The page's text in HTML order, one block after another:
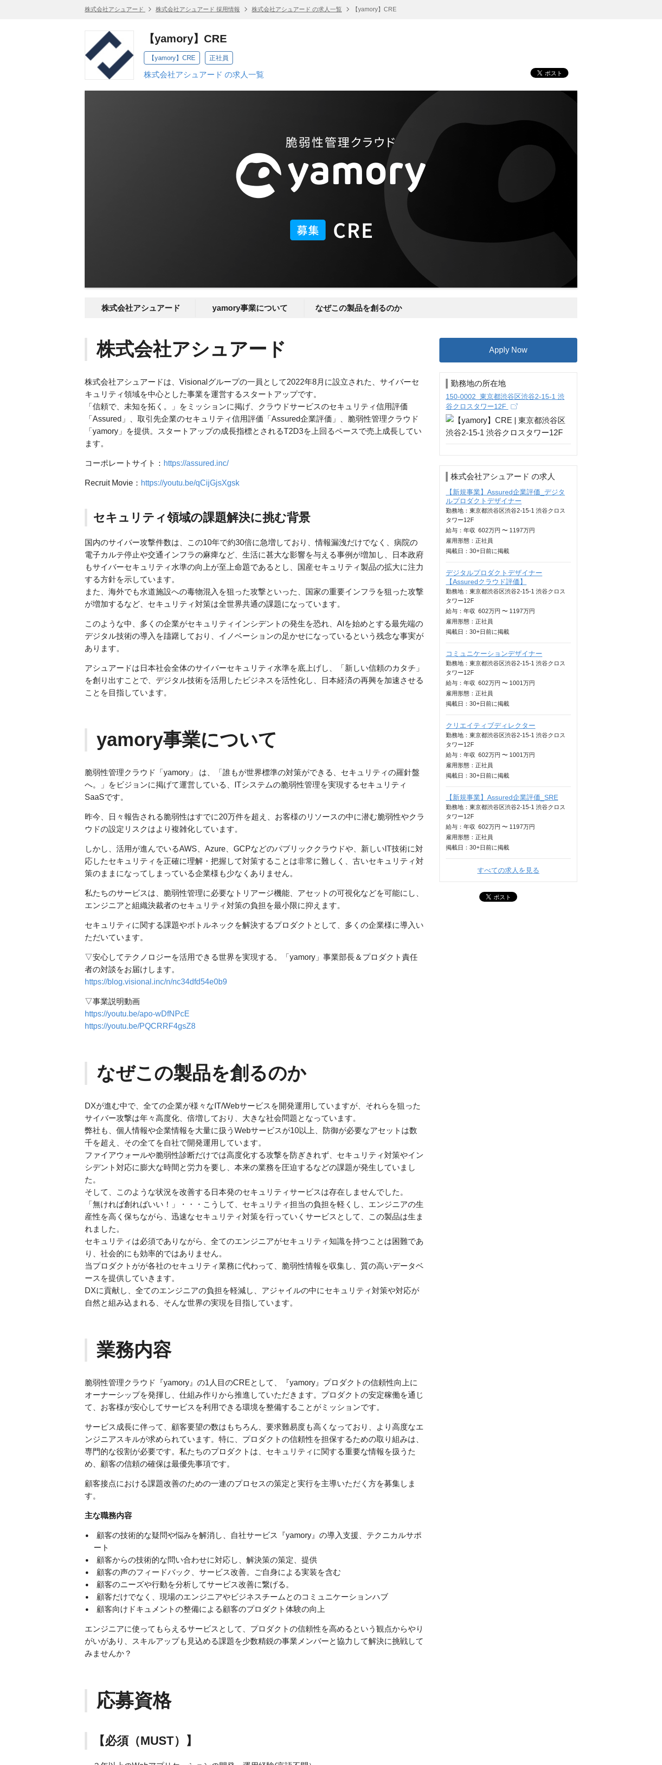
株式会社アシュアード 株式会社アシュアード 採用情報 株式会社アシュアード の求人一覧 【yamory】CRE
【yamory】CRE
【yamory】CRE 正社員
株式会社アシュアード の求人一覧
株式会社アシュアード yamory事業について なぜこの製品を創るのか
株式会社アシュアード
株式会社アシュアードは、Visionalグループの一員として2022年8月に設立された、サイバーセ
キュリティ領域を中心とした事業を運営するスタートアップです。
「信頼で、未知を拓く。」をミッションに掲げ、クラウドサービスのセキュリティ信用評価
「Assured」、取引先企業のセキュリティ信用評価「Assured企業評価」、脆弱性管理クラウド
「yamory」を提供。スタートアップの成長指標とされるT2D3を上回るペースで売上成長してい
ます。
コーポレートサイト： https://assured.inc/
Recruit Movie： https://youtu.be/qCijGjsXgsk
セキュリティ領域の課題解決に挑む背景
国内のサイバー攻撃件数は、この10年で約30倍に急増しており、情報漏洩だけでなく、病院の
電子カルテ停止や交通インフラの麻痺など、生活に甚大な影響を与える事例が増加し、日本政府
もサイバーセキュリティ水準の向上が至上命題であるとし、国産セキュリティ製品の拡大に注力
する方針を示しています。
また、海外でも水道施設への毒物混入を狙った攻撃といった、国家の重要インフラを狙った攻撃
が増加するなど、セキュリティ対策は全世界共通の課題になっています。
このような中、多くの企業がセキュリティインシデントの発生を恐れ、AIを始めとする最先端の
デジタル技術の導入を躊躇しており、イノベーションの足かせになっているという残念な事実が
あります。
アシュアードは日本社会全体のサイバーセキュリティ水準を底上げし、「新しい信頼のカタチ」
を創り出すことで、デジタル技術を活用したビジネスを活性化し、日本経済の再興を加速させる
ことを目指しています。
yamory事業について
脆弱性管理クラウド「yamory」 は、「誰もが世界標準の対策ができる、セキュリティの羅針盤
へ。」をビジョンに掲げて運営している、ITシステムの脆弱性管理を実現するセキュリティ
SaaSです。
昨今、日々報告される脆弱性はすでに20万件を超え、お客様のリソースの中に潜む脆弱性やクラ
ウドの設定リスクはより複雑化しています。
しかし、活用が進んでいるAWS、Azure、GCPなどのパブリッククラウドや、新しいIT技術に対
応したセキュリティを正確に理解・把握して対策することは非常に難しく、古いセキュリティ対
策のままになってしまっている企業様も少なくありません。
私たちのサービスは、脆弱性管理に必要なトリアージ機能、アセットの可視化などを可能にし、
エンジニアと組織決裁者のセキュリティ対策の負担を最小限に抑えます。
セキュリティに関する課題やボトルネックを解決するプロダクトとして、多くの企業様に導入い
ただいています。
▽安心してテクノロジーを活用できる世界を実現する。「yamory」事業部長＆プロダクト責任
者の対談をお届けします。
https://blog.visional.inc/n/nc34dfd54e0b9
▽事業説明動画
https://youtu.be/apo-wDfNPcE
https://youtu.be/PQCRRF4gsZ8
なぜこの製品を創るのか
DXが進む中で、全ての企業が様々なIT/Webサービスを開発運用していますが、それらを狙った
サイバー攻撃は年々高度化、倍増しており、大きな社会問題となっています。
弊社も、個人情報や企業情報を大量に扱うWebサービスが10以上、防御が必要なアセットは数
千を超え、その全てを自社で開発運用しています。
ファイアウォールや脆弱性診断だけでは高度化する攻撃を防ぎきれず、セキュリティ対策やイン
シデント対応に膨大な時間と労力を要し、本来の業務を圧迫するなどの課題が発生していまし
た。
そして、このような状況を改善する日本発のセキュリティサービスは存在しませんでした。
「無ければ創ればいい！」・・・こうして、セキュリティ担当の負担を軽くし、エンジニアの生
産性を高く保ちながら、迅速なセキュリティ対策を行っていくサービスとして、この製品は生ま
れました。
セキュリティは必須でありながら、全てのエンジニアがセキュリティ知識を持つことは困難であ
り、社会的にも効率的ではありません。
当プロダクトがが各社のセキュリティ業務に代わって、脆弱性情報を収集し、質の高いデータベ
ースを提供していきます。
DXに貢献し、全てのエンジニアの負担を軽減し、アジャイルの中にセキュリティ対策や対応が
自然と組み込まれる、そんな世界の実現を目指しています。
業務内容
脆弱性管理クラウド『yamory』の1人目のCREとして、『yamory』プロダクトの信頼性向上に
オーナーシップを発揮し、仕組み作りから推進していただきます。プロダクトの安定稼働を通じ
て、お客様が安心してサービスを利用できる環境を整備することがミッションです。
サービス成長に伴って、顧客要望の数はもちろん、要求難易度も高くなっており、より高度なエ
ンジニアスキルが求められています。特に、プロダクトの信頼性を担保するための取り組みは、
専門的な役割が必要です。私たちのプロダクトは、セキュリティに関する重要な情報を扱うた
め、顧客の信頼の確保は最優先事項です。
顧客接点における課題改善のための一連のプロセスの策定と実行を主導いただく方を募集しま
す。
主な職務内容
顧客の技術的な疑問や悩みを解消し、自社サービス『yamory』の導入支援、テクニカルサポ
ート
顧客からの技術的な問い合わせに対応し、解決策の策定、提供
顧客の声のフィードバック、サービス改善。ご自身による実装を含む
顧客のニーズや行動を分析してサービス改善に繋げる。
顧客だけでなく、現場のエンジニアやビジネスチームとのコミュニケーションハブ
顧客向けドキュメントの整備による顧客のプロダクト体験の向上
エンジニアに使ってもらえるサービスとして、プロダクトの信頼性を高めるという観点からやり
がいがあり、スキルアップも見込める課題を少数精鋭の事業メンバーと協力して解決に挑戦して
みませんか？
応募資格
【必須（MUST）】
Apply Now
勤務地の所在地
150-0002 東京都渋谷区渋谷2-15-1 渋
谷クロスタワー12F
株式会社アシュアード の求人
【新規事業】Assured企業評価_デジタ
ルプロダクトデザイナー
勤務地：東京都渋谷区渋谷2-15-1 渋谷クロス
タワー12F
給与： 年収 602万円 〜 1197万円
雇用形態：正社員
掲載日： 30+日 前に掲載
デジタルプロダクトデザイナー
【Assuredクラウド評価】
勤務地：東京都渋谷区渋谷2-15-1 渋谷クロス
タワー12F
給与： 年収 602万円 〜 1197万円
雇用形態：正社員
掲載日： 30+日 前に掲載
コミュニケーションデザイナー
勤務地：東京都渋谷区渋谷2-15-1 渋谷クロス
タワー12F
給与： 年収 602万円 〜 1001万円
雇用形態：正社員
掲載日： 30+日 前に掲載
クリエイティブディレクター
勤務地：東京都渋谷区渋谷2-15-1 渋谷クロス
タワー12F
給与： 年収 602万円 〜 1001万円
雇用形態：正社員
掲載日： 30+日 前に掲載
【新規事業】Assured企業評価_SRE
勤務地：東京都渋谷区渋谷2-15-1 渋谷クロス
タワー12F
給与： 年収 602万円 〜 1197万円
雇用形態：正社員
掲載日： 30+日 前に掲載
すべての求人を見る